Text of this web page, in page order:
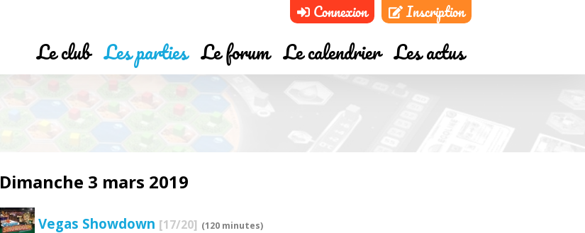
Dimanche 3 mars 2019
Vegas Showdown [17/20] (120 minutes)
Connexion Inscription
Le club Les parties Le forum Le calendrier Les actus